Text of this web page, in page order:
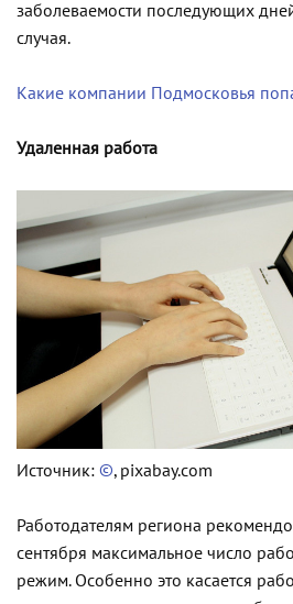
заболеваемости последующих
случая.
Какие компании Подмосковья
Удаленная работа
Источник: ©, pixabay.com
Работодателям региона
сентября максимальное число
режим. Особенно это касается